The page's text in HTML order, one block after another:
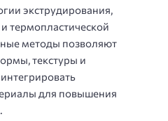
экструдирования,
термопластической
методы позволяют
текстуры и
для повышения